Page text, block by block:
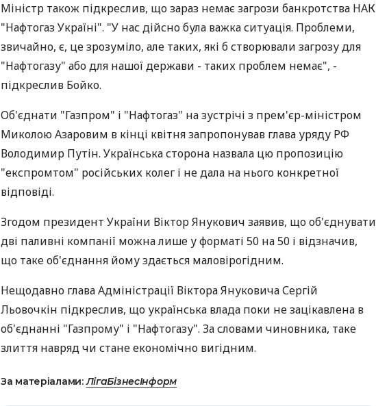
Міністр також підкреслив, що зараз немає загрози банкротства НАК
"Нафтогаз Україні". "У нас дійсно була важка ситуація. Проблеми,
звичайно, є, це зрозуміло, але таких, які б створювали загрозу для
"Нафтогазу" або для нашої держави - таких проблем немає", -
підкреслив Бойко.
Об'єднати "Газпром" і "Нафтогаз" на зустрічі з прем'єр-міністром
Миколою Азаровим в кінці квітня запропонував глава уряду РФ
Володимир Путін. Українська сторона назвала цю пропозицію
"експромтом" російських колег і не дала на нього конкретної
відповіді.
Згодом президент України Віктор Янукович заявив, що об'єднувати
дві паливні компанії можна лише у форматі 50 на 50 і відзначив,
що таке об'єднання йому здається маловірогідним.
Нещодавно глава Адміністрації Віктора Януковича Сергій
Льовочкін підкреслив, що українська влада поки не зацікавлена в
об'єднанні "Газпрому" і "Нафтогазу". За словами чиновника, таке
злиття навряд чи стане економічно вигідним.
За матеріалами:ЛігаБізнесІнформ